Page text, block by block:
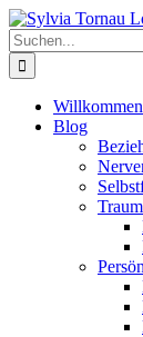
Zum
Inhalt
springen
Suche
nach:
Willkommen
Blog